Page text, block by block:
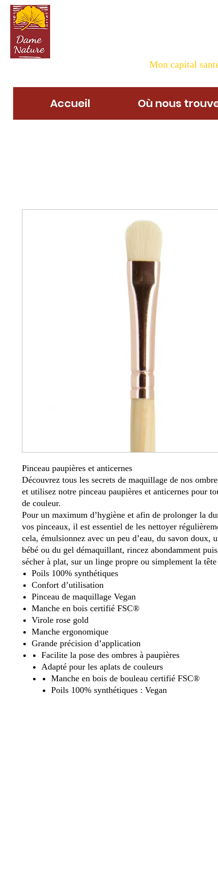
Mon capital
Accueil Où nous
Pinceau paupières et anticernes
Découvrez tous les secrets de maquillage de nos
et utilisez notre pinceau paupières et anticernes pour
de couleur.
Pour un maximum d’hygiène et afin de prolonger la
vos pinceaux, il est essentiel de les nettoyer
cela, émulsionnez avec un peu d’eau, du savon doux,
bébé ou du gel démaquillant, rincez abondamment
sécher à plat, sur un linge propre ou simplement la tête
Poils 100% synthétiques
Confort d’utilisation
Pinceau de maquillage Vegan
Manche en bois certifié FSC®
Virole rose gold
Manche ergonomique
Grande précision d’application
Facilite la pose des ombres à paupières
Adapté pour les aplats de couleurs
Manche en bois de bouleau certifié FSC®
Poils 100% synthétiques : Vegan